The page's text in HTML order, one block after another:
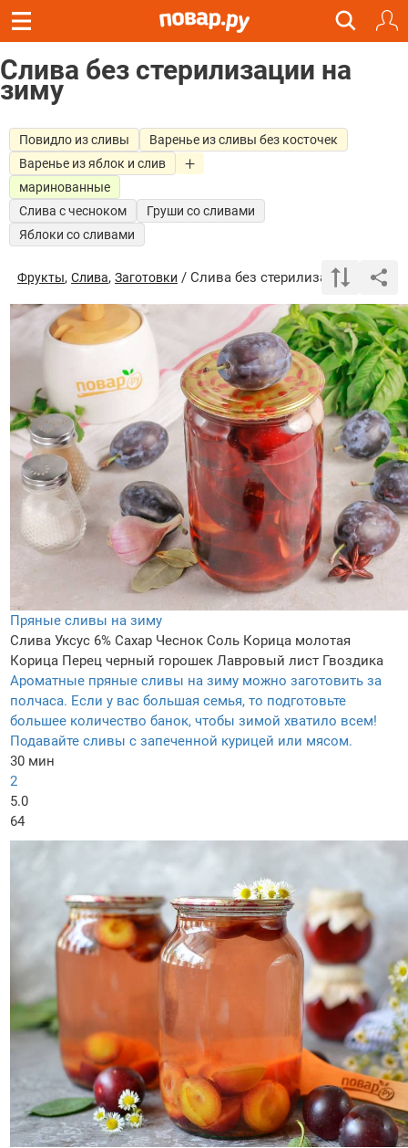
Слива без стерилизации на
зиму
Повидло из сливы
Варенье из сливы без косточек
Варенье из яблок и слив
маринованные
Слива с чесноком
Груши со сливами
Яблоки со сливами
Фрукты, Слива, Заготовки / Слива без стерилизации на зиму
Пряные сливы на зиму
Слива Уксус 6% Сахар Чеснок Соль Корица молотая
Корица Перец черный горошек Лавровый лист Гвоздика
Ароматные пряные сливы на зиму можно заготовить за
полчаса. Если у вас большая семья, то подготовьте
большее количество банок, чтобы зимой хватило всем!
Подавайте сливы с запеченной курицей или мясом.
30 мин
2
5.0
64